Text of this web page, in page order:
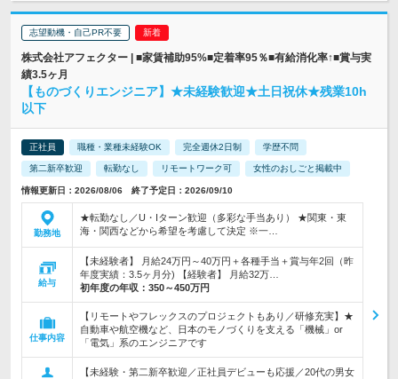
志望動機・自己PR不要
株式会社アフェクター | ■家賃補助95%■定着率95％■有給消化率↑■賞与実
績3.5ヶ月
【ものづくりエンジニア】★未経験歓迎★土日祝休★残業10h
以下
正社員 職種・業種未経験OK 完全週休2日制 学歴不問
第二新卒歓迎 転勤なし リモートワーク可 女性のおしごと掲載中
情報更新日：2026/08/06 終了予定日：2026/09/10
勤務地
★転勤なし／U・Iターン歓迎（多彩な手当あり） ★関東・東
海・関西などから希望を考慮して決定 ※一…
給与
【未経験者】 月給24万円～40万円＋各種手当＋賞与年2回（昨
年度実績：3.5ヶ月分) 【経験者】 月給32万…
初年度の年収： 350～450万円
仕事内容
【リモートやフレックスのプロジェクトもあり／研修充実】★
自動車や航空機など、日本のモノづくりを支える「機械」or
「電気」系のエンジニアです
【未経験・第二新卒歓迎／正社員デビューも応援／20代の男女